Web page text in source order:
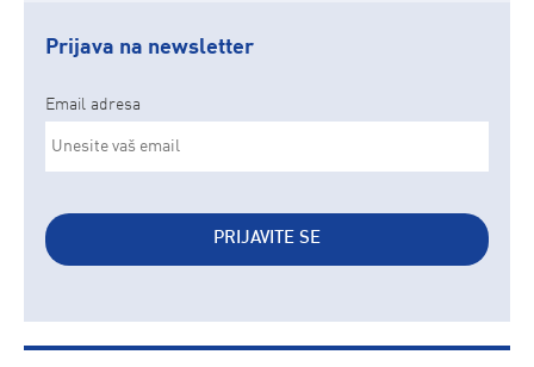
Prijava na newsletter
Email adresa
PRIJAVITE SE